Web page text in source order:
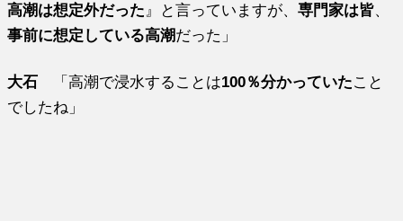
高潮は想定外だった 』と言っていますが、専門家は皆、
事前に想定している高潮だった」
大石 「高潮で浸水することは100％分かっていたこと
でしたね」